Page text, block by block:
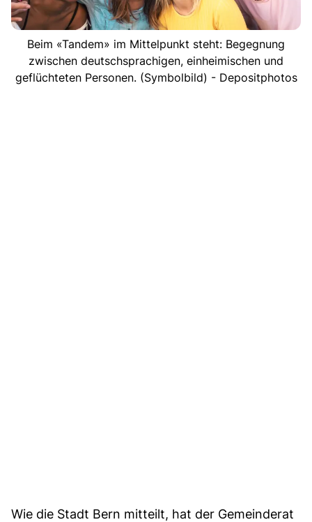
Beim «Tandem» im Mittelpunkt steht: Begegnung
zwischen deutschsprachigen, einheimischen und
geflüchteten Personen. (Symbolbild) - Depositphotos
Wie die Stadt Bern mitteilt, hat der Gemeinderat